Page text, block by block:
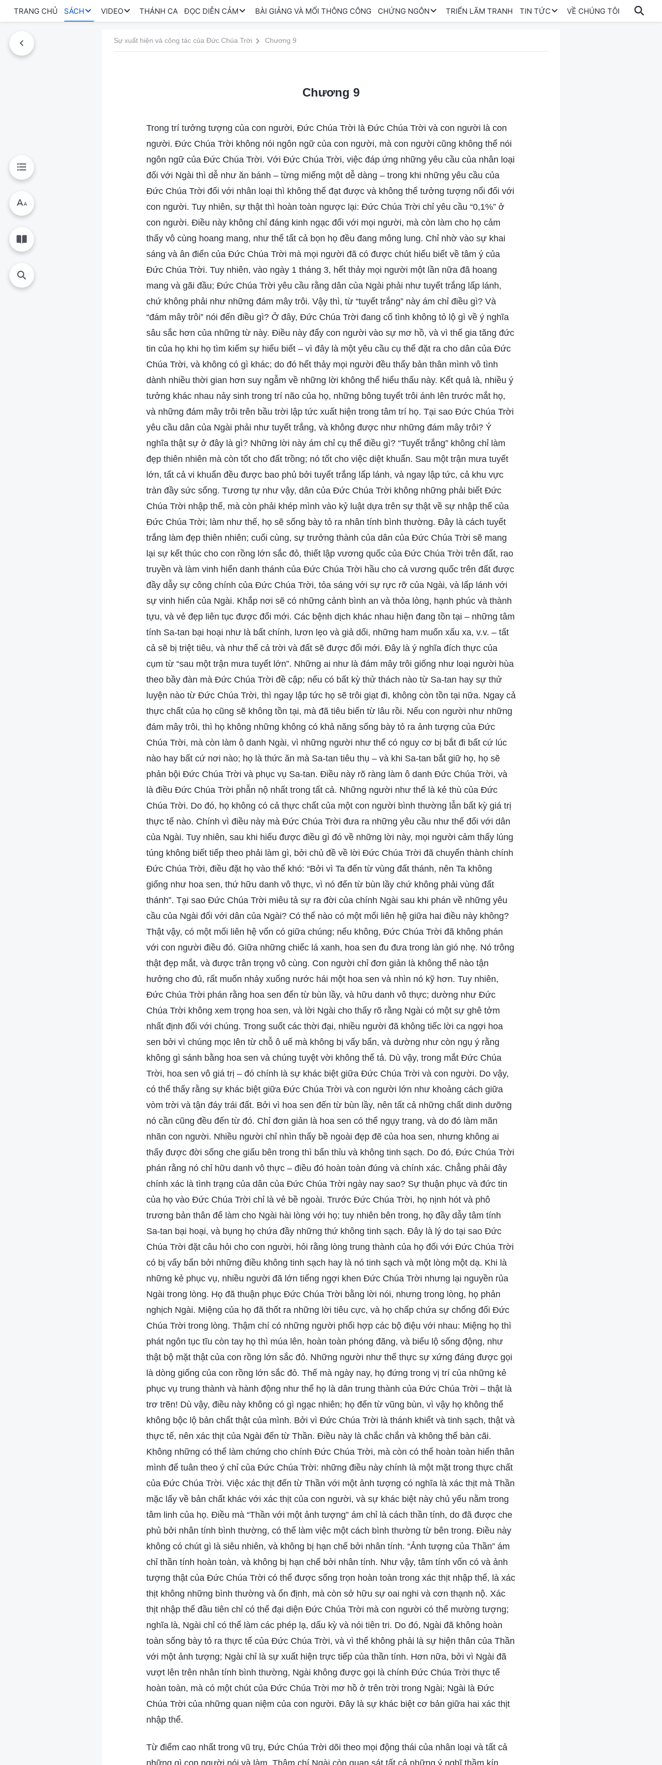
TRANG CHỦ SÁCH VIDEO THÁNH CA ĐỌC DIỄN CẢM BÀI GIẢNG VÀ MỐI THÔNG CÔNG CHỨNG NGÔN TRIỂN LÃM TRANH TIN TỨC VỀ CHÚNG TÔI
Sự xuất hiện và công tác của Đức Chúa Trời Chương 9
Chương 9
Trong trí tưởng tượng của con người, Đức Chúa Trời là Đức Chúa Trời và con người là con
người. Đức Chúa Trời không nói ngôn ngữ của con người, mà con người cũng không thể nói
ngôn ngữ của Đức Chúa Trời. Với Đức Chúa Trời, việc đáp ứng những yêu cầu của nhân loại
đối với Ngài thì dễ như ăn bánh – từng miếng một dễ dàng – trong khi những yêu cầu của
Đức Chúa Trời đối với nhân loại thì không thể đạt được và không thể tưởng tượng nổi đối với
con người. Tuy nhiên, sự thật thì hoàn toàn ngược lại: Đức Chúa Trời chỉ yêu cầu “0,1%” ở
con người. Điều này không chỉ đáng kinh ngạc đối với mọi người, mà còn làm cho họ cảm
thấy vô cùng hoang mang, như thể tất cả bọn họ đều đang mông lung. Chỉ nhờ vào sự khai
sáng và ân điển của Đức Chúa Trời mà mọi người đã có được chút hiểu biết về tâm ý của
Đức Chúa Trời. Tuy nhiên, vào ngày 1 tháng 3, hết thảy mọi người một lần nữa đã hoang
mang và gãi đầu; Đức Chúa Trời yêu cầu rằng dân của Ngài phải như tuyết trắng lấp lánh,
chứ không phải như những đám mây trôi. Vậy thì, từ “tuyết trắng” này ám chỉ điều gì? Và
“đám mây trôi” nói đến điều gì? Ở đây, Đức Chúa Trời đang cố tình không tỏ lộ gì về ý nghĩa
sâu sắc hơn của những từ này. Điều này đẩy con người vào sự mơ hồ, và vì thế gia tăng đức
tin của họ khi họ tìm kiếm sự hiểu biết – vì đây là một yêu cầu cụ thể đặt ra cho dân của Đức
Chúa Trời, và không có gì khác; do đó hết thảy mọi người đều thấy bản thân mình vô tình
dành nhiều thời gian hơn suy ngẫm về những lời không thể hiểu thấu này. Kết quả là, nhiều ý
tưởng khác nhau nảy sinh trong trí não của họ, những bông tuyết trôi ánh lên trước mắt họ,
và những đám mây trôi trên bầu trời lập tức xuất hiện trong tâm trí họ. Tại sao Đức Chúa Trời
yêu cầu dân của Ngài phải như tuyết trắng, và không được như những đám mây trôi? Ý
nghĩa thật sự ở đây là gì? Những lời này ám chỉ cụ thể điều gì? “Tuyết trắng” không chỉ làm
đẹp thiên nhiên mà còn tốt cho đất trồng; nó tốt cho việc diệt khuẩn. Sau một trận mưa tuyết
lớn, tất cả vi khuẩn đều được bao phủ bởi tuyết trắng lấp lánh, và ngay lập tức, cả khu vực
tràn đầy sức sống. Tương tự như vậy, dân của Đức Chúa Trời không những phải biết Đức
Chúa Trời nhập thể, mà còn phải khép mình vào kỷ luật dựa trên sự thật về sự nhập thể của
Đức Chúa Trời; làm như thế, họ sẽ sống bày tỏ ra nhân tính bình thường. Đây là cách tuyết
trắng làm đẹp thiên nhiên; cuối cùng, sự trưởng thành của dân của Đức Chúa Trời sẽ mang
lại sự kết thúc cho con rồng lớn sắc đỏ, thiết lập vương quốc của Đức Chúa Trời trên đất, rao
truyền và làm vinh hiển danh thánh của Đức Chúa Trời hầu cho cả vương quốc trên đất được
đầy dẫy sự công chính của Đức Chúa Trời, tỏa sáng với sự rực rỡ của Ngài, và lấp lánh với
sự vinh hiển của Ngài. Khắp nơi sẽ có những cảnh bình an và thỏa lòng, hạnh phúc và thành
tựu, và vẻ đẹp liên tục được đổi mới. Các bệnh dịch khác nhau hiện đang tồn tại – những tâm
tính Sa-tan bại hoại như là bất chính, lươn lẹo và giả dối, những ham muốn xấu xa, v.v. – tất
cả sẽ bị triệt tiêu, và như thế cả trời và đất sẽ được đổi mới. Đây là ý nghĩa đích thực của
cụm từ “sau một trận mưa tuyết lớn”. Những ai như là đám mây trôi giống như loại người hùa
theo bầy đàn mà Đức Chúa Trời đề cập; nếu có bất kỳ thử thách nào từ Sa-tan hay sự thử
luyện nào từ Đức Chúa Trời, thì ngay lập tức họ sẽ trôi giạt đi, không còn tồn tại nữa. Ngay cả
thực chất của họ cũng sẽ không tồn tại, mà đã tiêu biến từ lâu rồi. Nếu con người như những
đám mây trôi, thì họ không những không có khả năng sống bày tỏ ra ảnh tượng của Đức
Chúa Trời, mà còn làm ô danh Ngài, vì những người như thế có nguy cơ bị bắt đi bất cứ lúc
nào hay bất cứ nơi nào; họ là thức ăn mà Sa-tan tiêu thụ – và khi Sa-tan bắt giữ họ, họ sẽ
phản bội Đức Chúa Trời và phục vụ Sa-tan. Điều này rõ ràng làm ô danh Đức Chúa Trời, và
là điều Đức Chúa Trời phẫn nộ nhất trong tất cả. Những người như thế là kẻ thù của Đức
Chúa Trời. Do đó, họ không có cả thực chất của một con người bình thường lẫn bất kỳ giá trị
thực tế nào. Chính vì điều này mà Đức Chúa Trời đưa ra những yêu cầu như thế đối với dân
của Ngài. Tuy nhiên, sau khi hiểu được điều gì đó về những lời này, mọi người cảm thấy lúng
túng không biết tiếp theo phải làm gì, bởi chủ đề về lời Đức Chúa Trời đã chuyển thành chính
Đức Chúa Trời, điều đặt họ vào thế khó: “Bởi vì Ta đến từ vùng đất thánh, nên Ta không
giống như hoa sen, thứ hữu danh vô thực, vì nó đến từ bùn lầy chứ không phải vùng đất
thánh”. Tại sao Đức Chúa Trời miêu tả sự ra đời của chính Ngài sau khi phán về những yêu
cầu của Ngài đối với dân của Ngài? Có thể nào có một mối liên hệ giữa hai điều này không?
Thật vậy, có một mối liên hệ vốn có giữa chúng; nếu không, Đức Chúa Trời đã không phán
với con người điều đó. Giữa những chiếc lá xanh, hoa sen đu đưa trong làn gió nhẹ. Nó trông
thật đẹp mắt, và được trân trọng vô cùng. Con người chỉ đơn giản là không thể nào tận
hưởng cho đủ, rất muốn nhảy xuống nước hái một hoa sen và nhìn nó kỹ hơn. Tuy nhiên,
Đức Chúa Trời phán rằng hoa sen đến từ bùn lầy, và hữu danh vô thực; dường như Đức
Chúa Trời không xem trọng hoa sen, và lời Ngài cho thấy rõ rằng Ngài có một sự ghê tởm
nhất định đối với chúng. Trong suốt các thời đại, nhiều người đã không tiếc lời ca ngợi hoa
sen bởi vì chúng mọc lên từ chỗ ô uế mà không bị vấy bẩn, và dường như còn ngụ ý rằng
không gì sánh bằng hoa sen và chúng tuyệt vời không thể tả. Dù vậy, trong mắt Đức Chúa
Trời, hoa sen vô giá trị – đó chính là sự khác biệt giữa Đức Chúa Trời và con người. Do vậy,
có thể thấy rằng sự khác biệt giữa Đức Chúa Trời và con người lớn như khoảng cách giữa
vòm trời và tận đáy trái đất. Bởi vì hoa sen đến từ bùn lầy, nên tất cả những chất dinh dưỡng
nó cần cũng đều đến từ đó. Chỉ đơn giản là hoa sen có thể ngụy trang, và do đó làm mãn
nhãn con người. Nhiều người chỉ nhìn thấy bề ngoài đẹp đẽ của hoa sen, nhưng không ai
thấy được đời sống che giấu bên trong thì bẩn thỉu và không tinh sạch. Do đó, Đức Chúa Trời
phán rằng nó chỉ hữu danh vô thực – điều đó hoàn toàn đúng và chính xác. Chẳng phải đây
chính xác là tình trạng của dân của Đức Chúa Trời ngày nay sao? Sự thuận phục và đức tin
của họ vào Đức Chúa Trời chỉ là vẻ bề ngoài. Trước Đức Chúa Trời, họ nịnh hót và phô
trương bản thân để làm cho Ngài hài lòng với họ; tuy nhiên bên trong, họ đầy dẫy tâm tính
Sa-tan bại hoại, và bụng họ chứa đầy những thứ không tinh sạch. Đây là lý do tại sao Đức
Chúa Trời đặt câu hỏi cho con người, hỏi rằng lòng trung thành của họ đối với Đức Chúa Trời
có bị vấy bẩn bởi những điều không tinh sạch hay là nó tinh sạch và một lòng một dạ. Khi là
những kẻ phục vụ, nhiều người đã lớn tiếng ngợi khen Đức Chúa Trời nhưng lại nguyền rủa
Ngài trong lòng. Họ đã thuận phục Đức Chúa Trời bằng lời nói, nhưng trong lòng, họ phản
nghịch Ngài. Miệng của họ đã thốt ra những lời tiêu cực, và họ chấp chứa sự chống đối Đức
Chúa Trời trong lòng. Thậm chí có những người phối hợp các bộ điệu với nhau: Miệng họ thì
phát ngôn tục tĩu còn tay họ thì múa lên, hoàn toàn phóng đãng, và biểu lộ sống động, như
thật bộ mặt thật của con rồng lớn sắc đỏ. Những người như thế thực sự xứng đáng được gọi
là dòng giống của con rồng lớn sắc đỏ. Thế mà ngày nay, họ đứng trong vị trí của những kẻ
phục vụ trung thành và hành động như thể họ là dân trung thành của Đức Chúa Trời – thật là
trơ trẽn! Dù vậy, điều này không có gì ngạc nhiên; họ đến từ vũng bùn, vì vậy họ không thể
không bộc lộ bản chất thật của mình. Bởi vì Đức Chúa Trời là thánh khiết và tinh sạch, thật và
thực tế, nên xác thịt của Ngài đến từ Thần. Điều này là chắc chắn và không thể bàn cãi.
Không những có thể làm chứng cho chính Đức Chúa Trời, mà còn có thể hoàn toàn hiến thân
mình để tuân theo ý chỉ của Đức Chúa Trời: những điều này chính là một mặt trong thực chất
của Đức Chúa Trời. Việc xác thịt đến từ Thần với một ảnh tượng có nghĩa là xác thịt mà Thần
mặc lấy về bản chất khác với xác thịt của con người, và sự khác biệt này chủ yếu nằm trong
tâm linh của họ. Điều mà “Thần với một ảnh tượng” ám chỉ là cách thần tính, do đã được che
phủ bởi nhân tính bình thường, có thể làm việc một cách bình thường từ bên trong. Điều này
không có chút gì là siêu nhiên, và không bị hạn chế bởi nhân tính. “Ảnh tượng của Thần” ám
chỉ thần tính hoàn toàn, và không bị hạn chế bởi nhân tính. Như vậy, tâm tính vốn có và ảnh
tượng thật của Đức Chúa Trời có thể được sống trọn hoàn toàn trong xác thịt nhập thể, là xác
thịt không những bình thường và ổn định, mà còn sở hữu sự oai nghi và cơn thạnh nộ. Xác
thịt nhập thể đầu tiên chỉ có thể đại diện Đức Chúa Trời mà con người có thể mường tượng;
nghĩa là, Ngài chỉ có thể làm các phép lạ, dấu kỳ và nói tiên tri. Do đó, Ngài đã không hoàn
toàn sống bày tỏ ra thực tế của Đức Chúa Trời, và vì thế không phải là sự hiện thân của Thần
với một ảnh tượng; Ngài chỉ là sự xuất hiện trực tiếp của thần tính. Hơn nữa, bởi vì Ngài đã
vượt lên trên nhân tính bình thường, Ngài không được gọi là chính Đức Chúa Trời thực tế
hoàn toàn, mà có một chút của Đức Chúa Trời mơ hồ ở trên trời trong Ngài; Ngài là Đức
Chúa Trời của những quan niệm của con người. Đây là sự khác biệt cơ bản giữa hai xác thịt
nhập thể.
Từ điểm cao nhất trong vũ trụ, Đức Chúa Trời dõi theo mọi động thái của nhân loại và tất cả
những gì con người nói và làm. Thậm chí Ngài còn quan sát tất cả những ý nghĩ thầm kín